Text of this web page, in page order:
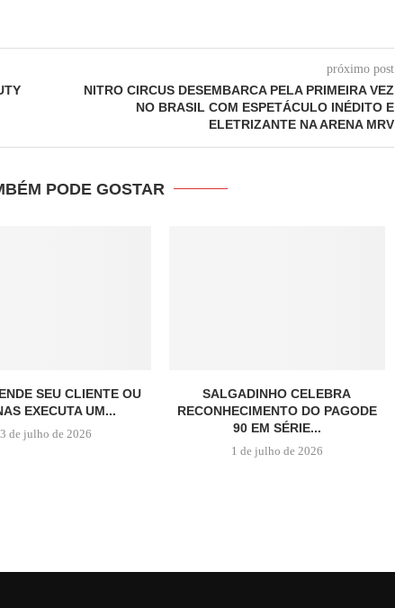
próximo post
NITRO CIRCUS DESEMBARCA PELA PRIMEIRA VEZ
NO BRASIL COM ESPETÁCULO INÉDITO E
ELETRIZANTE NA ARENA MRV
PODE GOSTAR
SEU CLIENTE OU
EXECUTA UM...
de julho de 2026
SALGADINHO CELEBRA
RECONHECIMENTO DO PAGODE
90 EM SÉRIE...
1 de julho de 2026